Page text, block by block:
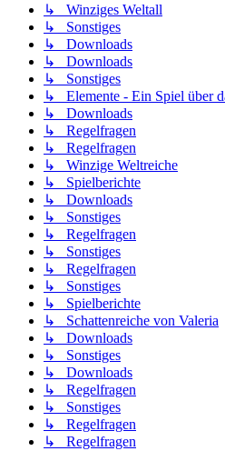
↳ Winziges Weltall
↳ Sonstiges
↳ Downloads
↳ Downloads
↳ Sonstiges
↳ Elemente - Ein Spiel über
↳ Downloads
↳ Regelfragen
↳ Regelfragen
↳ Winzige Weltreiche
↳ Spielberichte
↳ Downloads
↳ Sonstiges
↳ Regelfragen
↳ Sonstiges
↳ Regelfragen
↳ Sonstiges
↳ Spielberichte
↳ Schattenreiche von Valeria
↳ Downloads
↳ Sonstiges
↳ Downloads
↳ Regelfragen
↳ Sonstiges
↳ Regelfragen
↳ Regelfragen